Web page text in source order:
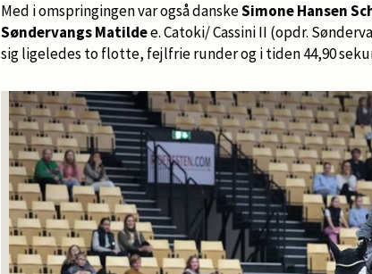
Med i omspringingen var også danskeSimone Hansen
Søndervangs Matildee. Catoki/ Cassini II (opdr.
sig ligeledes to flotte, fejlfrie runder og i tiden 44,90